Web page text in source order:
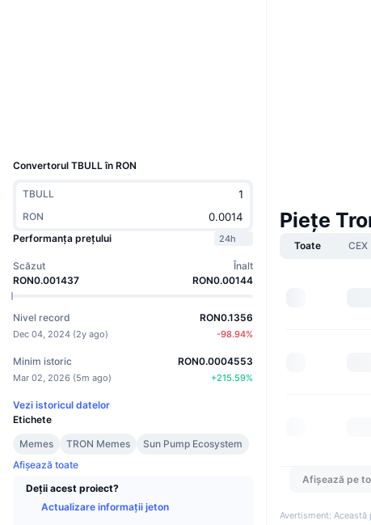
Convertorul TBULL în RON
TBULL
RON
Performanța prețului
24h
Scăzut
RON0.001437
Înalt
RON0.00144
Nivel record
Dec 04, 2024 (2y ago)
RON0.1356
-98.94%
Minim istoric
Mar 02, 2026 (5m ago)
RON0.0004553
+215.59%
Vezi istoricul datelor
Etichete
Memes
TRON Memes
Sun Pump Ecosystem
Afișează toate
Deții acest proiect?
Actualizare informații jeton
Piețe
Toate CEX
Afișează pe
Avertisment: